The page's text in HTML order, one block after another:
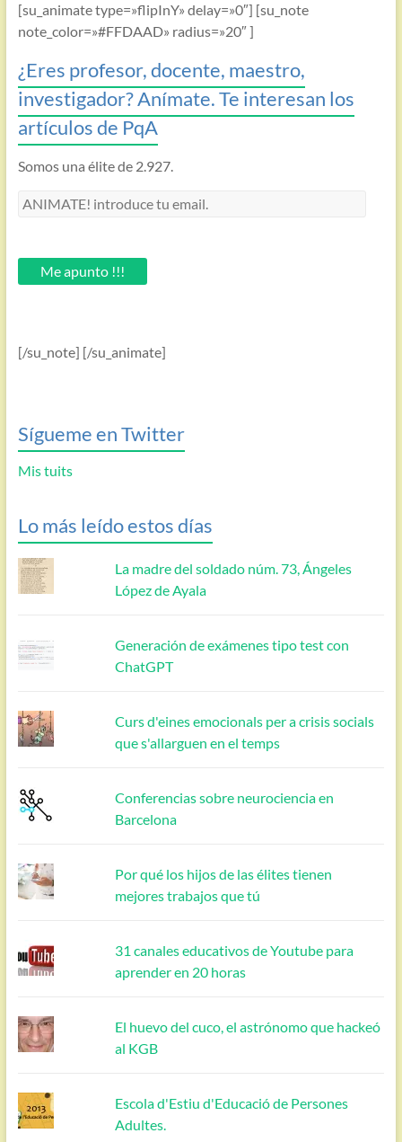
[su_animate type=»flipInY» delay=»0″] [su_note
note_color=»#FFDAAD» radius=»20″ ]
¿Eres profesor, docente, maestro,
investigador? Anímate. Te interesan los
artículos de PqA
Somos una élite de 2.927.
ANIMATE!
email.Me apunto !!!
[/su_note] [/su_animate]
Sígueme en Twitter
Mis tuits
Lo más leído estos días
La madre del soldado núm. 73, Ángeles
López de Ayala
Generación de exámenes tipo test con
ChatGPT
Curs d'eines emocionals per a crisis socials
que s'allarguen en el temps
Conferencias sobre neurociencia en
Barcelona
Por qué los hijos de las élites tienen
mejores trabajos que tú
31 canales educativos de Youtube para
aprender en 20 horas
El huevo del cuco, el astrónomo que hackeó
al KGB
Escola d'Estiu d'Educació de Persones
Adultes.